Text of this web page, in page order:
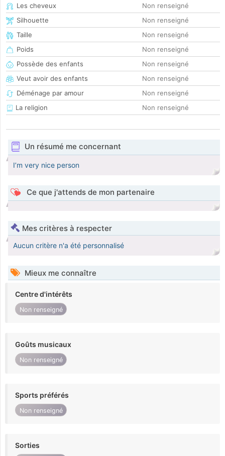
Les cheveux
Non renseigné
Silhouette
Non renseigné
Taille
Non renseigné
Poids
Non renseigné
Possède des enfants
Non renseigné
Veut avoir des enfants
Non renseigné
Déménage par amour
Non renseigné
La religion
Non renseigné
Un résumé me concernant
I’m very nice person
Ce que j'attends de mon partenaire
Mes critères à respecter
Aucun critère n'a été personnalisé
Mieux me connaître
Centre d'intérêts
Non renseigné
Goûts musicaux
Non renseigné
Sports préférés
Non renseigné
Sorties